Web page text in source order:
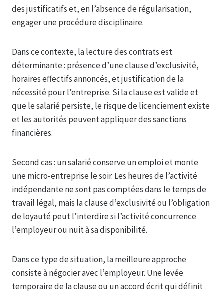
des justificatifs et, en l’absence de régularisation,
engager une procédure disciplinaire.
Dans ce contexte, la lecture des contrats est
déterminante : présence d’une clause d’exclusivité,
horaires effectifs annoncés, et justification de la
nécessité pour l’entreprise. Si la clause est valide et
que le salarié persiste, le risque de licenciement existe
et les autorités peuvent appliquer des sanctions
financières.
Second cas : un salarié conserve un emploi et monte
une micro‑entreprise le soir. Les heures de l’activité
indépendante ne sont pas comptées dans le temps de
travail légal, mais la clause d’exclusivité ou l’obligation
de loyauté peut l’interdire si l’activité concurrence
l’employeur ou nuit à sa disponibilité.
Dans ce type de situation, la meilleure approche
consiste à négocier avec l’employeur. Une levée
temporaire de la clause ou un accord écrit qui définit